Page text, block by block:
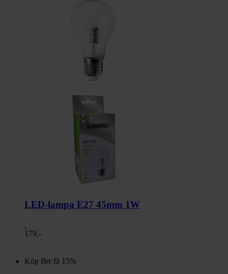
LED-lampa E27 45mm 1W
179,-
Köp fler få 15%